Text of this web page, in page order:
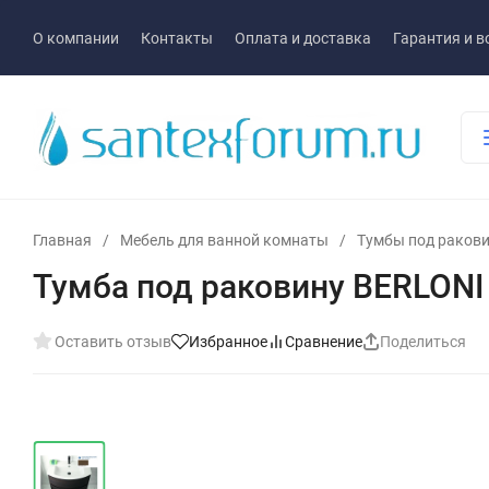
О компании Контакты Оплата и доставка Гарантия и
Главная / Мебель для ванной комнаты / Тумбы под
Тумба под раковину BERLONI
Оставить отзыв Избранное Сравнение Поделиться